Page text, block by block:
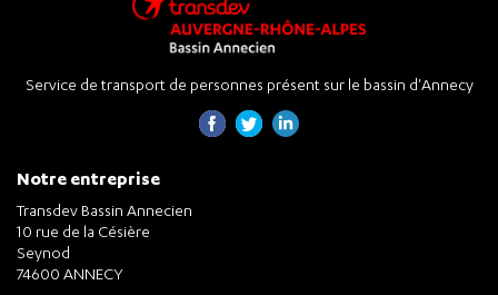
Service de transport de personnes présent sur le bassin d'Annecy
Notre entreprise
Transdev Bassin Annecien
10 rue de la Césière
Seynod
74600 ANNECY